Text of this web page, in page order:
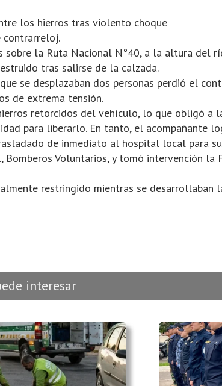
los hierros tras violento choque
contrarreloj.
la Ruta Nacional N°40, a la altura del
tras salirse de la calzada.
se desplazaban dos personas perdió el
de extrema tensión.
retorcidos del vehículo, lo que obligó a
para liberarlo. En tanto, el acompañante
de inmediato al hospital local para
Voluntarios, y tomó intervención la
restringido mientras se desarrollaban
interesar